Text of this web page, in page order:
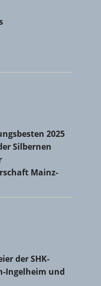
2025 und
2025
Silbernen
Mainz-
Obermeister gewählt
der SHK-Innungen
der SHK-
Ingelheim und